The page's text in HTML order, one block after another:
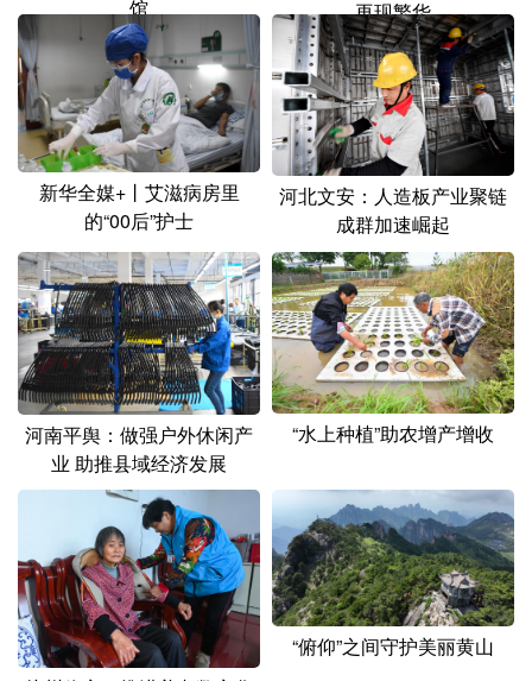
Русский язык 日本語 한국어
Deutsch Português
馆
再现繁华
新华全媒+丨艾滋病房里
的“00后”护士
河北文安：人造板产业聚链
成群加速崛起
河南平舆：做强户外休闲产
业 助推县域经济发展
“水上种植”助农增产增收
“俯仰”之间守护美丽黄山